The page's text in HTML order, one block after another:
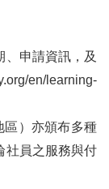
、申請資訊，及
en/learning-
區）亦頒布多種
社員之服務與付